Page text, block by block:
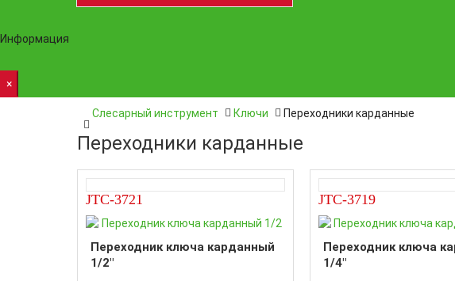
Информация
×
Слесарный инструмент Ключи Переходники карданные
Переходники карданные
JTC-3721
Переходник ключа карданный
1/2"
JTC-3719
Переходник ключа
1/4"